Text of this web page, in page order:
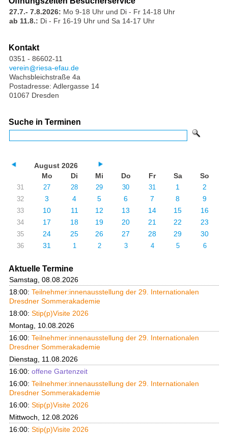
27.7.- 7.8.2026: Mo 9-18 Uhr und Di - Fr 14-18 Uhr
ab 11.8.: Di - Fr 16-19 Uhr und Sa 14-17 Uhr
Kontakt
0351 - 86602-11
verein
riesa-efau.de
Wachsbleichstraße 4a
Postadresse: Adlergasse 14
01067 Dresden
Suche in Terminen
August 2026
Mo
Di Mi Do Fr Sa So
31 27 28 29 30 31 1 2
32 3 4 5 6 7 8 9
33 10 11 12 13 14 15 16
34 17 18 19 20 21 22 23
35 24 25 26 27 28 29 30
36 31 1 2 3 4 5 6
Aktuelle Termine
Samstag, 08.08.2026
18:00: Teilnehmer:innenausstellung der 29. Internationalen
Dresdner Sommerakademie
18:00: Stip(p)Visite 2026
Montag, 10.08.2026
16:00: Teilnehmer:innenausstellung der 29. Internationalen
Dresdner Sommerakademie
Dienstag, 11.08.2026
16:00: offene Gartenzeit
16:00: Teilnehmer:innenausstellung der 29. Internationalen
Dresdner Sommerakademie
16:00: Stip(p)Visite 2026
Mittwoch, 12.08.2026
16:00: Stip(p)Visite 2026